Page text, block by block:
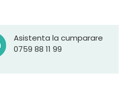
Asistenta la cumparare
0759 88 11 99